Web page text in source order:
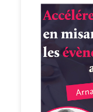
d'écoute
Peut-être mettre
plateforme de
d'autres
vous voulez
conseils pour
pouvez
l’équipe. Cliquez
https://
podcast )